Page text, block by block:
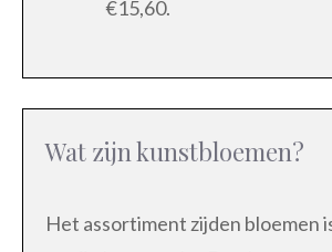
€15,60.
Wat zijn kunstbloemen?
Het assortiment zijden bloemen